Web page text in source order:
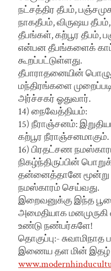
நட்சத்திர தீபம்,
நாகதீபம், விருஷய
தீபங்கள், கற்பூர தீபம்,
என்பன தீபங்களைக்
கூறப்பட்டுள்ளது.
தீபாராதனையின்
மந்திரங்களை
அர்ச்சகர் ஓதுவார்.
14) நைவேத்தியம்:
15) நீராஞ்சனம்:
கற்பூர நீராஞ்சனமாகும்.
16) பிரதட்சண
நிகழ்ந்திருப்பின்
தன்னைத்தானே மூன்று
நமஸ்காரம் செய்வது.
இறைவனுக்கு இந்த
அமைதியாக
உண்டு நண்பர்களே!
தொகுப்பு:-
இணைய தள மின் இதழ்